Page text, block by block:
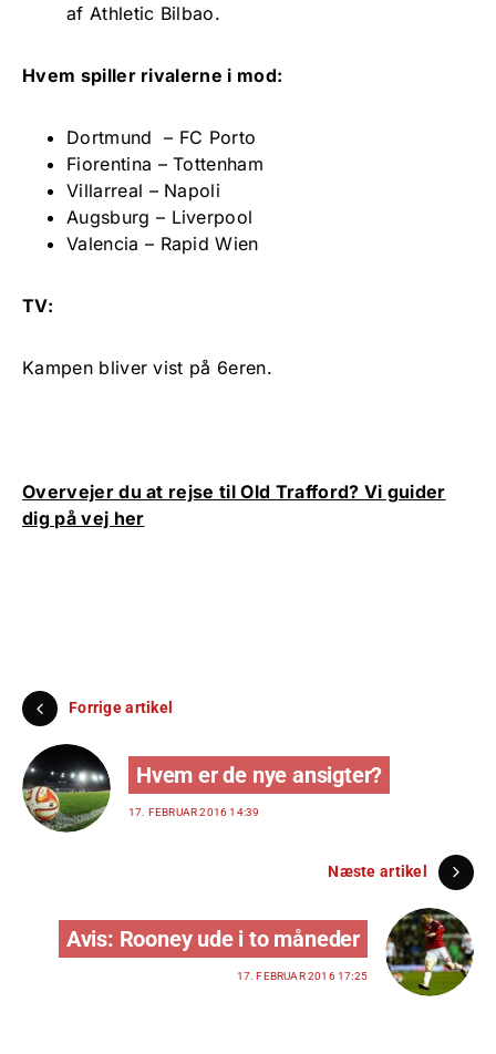
af Athletic Bilbao.
Hvem spiller rivalerne i mod:
Dortmund – FC Porto
Fiorentina – Tottenham
Villarreal – Napoli
Augsburg – Liverpool
Valencia – Rapid Wien
TV:
Kampen bliver vist på 6eren.
Overvejer du at rejse til Old Trafford? Vi guider
dig på vej her
Forrige artikel
Hvem er de nye ansigter?
17. FEBRUAR 2016 14:39
Næste artikel
Avis: Rooney ude i to måneder
17. FEBRUAR 2016 17:25